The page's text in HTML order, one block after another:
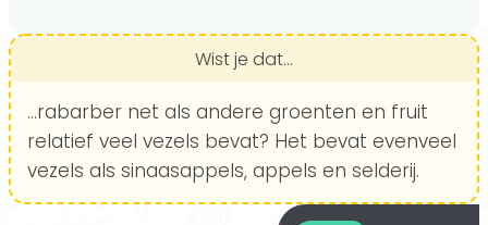
Wist je dat...
...rabarber net als andere groenten en fruit
relatief veel vezels bevat? Het bevat evenveel
vezels als sinaasappels, appels en selderij.